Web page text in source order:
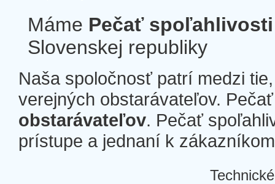
Máme Pečať spoľahlivosti
Slovenskej republiky
Naša spoločnosť patrí medzi
verejných obstarávateľov.
obstarávateľov. Pečať
prístupe a jednaní k